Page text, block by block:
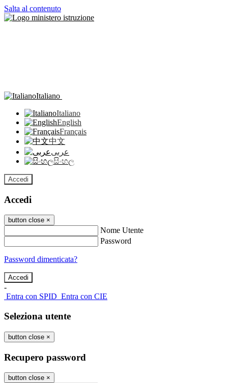
Salta al contenuto
Italiano
Italiano
English
Français
中文
عربى
සිංහල
Accedi
Accedi
button close ×
Nome Utente
Password
Password dimenticata?
-
Entra con SPID Entra con CIE
Seleziona utente
button close ×
Recupero password
button close ×